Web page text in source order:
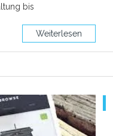
bis
Weiterlesen